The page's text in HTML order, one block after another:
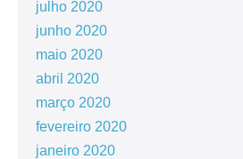
julho 2020
junho 2020
maio 2020
abril 2020
março 2020
fevereiro 2020
janeiro 2020